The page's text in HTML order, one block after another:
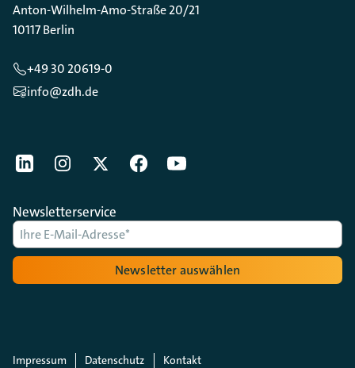
Anton-Wilhelm-Amo-Straße 20/21
10117 Berlin
+49 30 20619-0
info@zdh.de
[Der ZDH in den Sozialen Netzwerken]
LinkedIninstagramTwitterFacebookYoutube
Newsletterservice
Newsletter auswählen
Impressum Datenschutz Kontakt